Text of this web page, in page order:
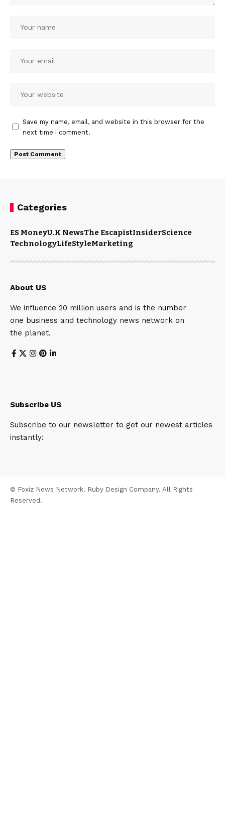
Save my name, email, and website in this browser for the
next time I comment.
Categories
ES MoneyU.K NewsThe EscapistInsiderScience
TechnologyLifeStyleMarketing
About US
We influence 20 million users and is the number
one business and technology news network on
the planet.
Subscribe US
Subscribe to our newsletter to get our newest articles
instantly!
© Foxiz News Network. Ruby Design Company. All Rights
Reserved.